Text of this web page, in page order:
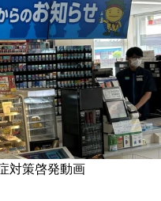
対策啓発動画